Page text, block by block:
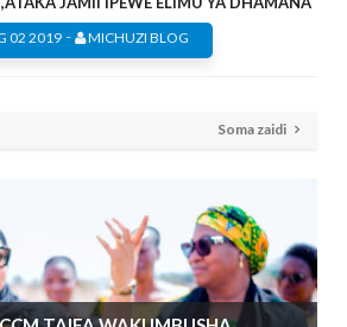
02 2019- MICHUZI BLOG
Soma zaidi